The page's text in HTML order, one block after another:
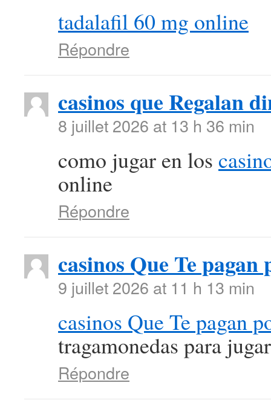
tadalafil 60 mg online
Répondre
casinos que Regalan
8 juillet 2026 at 13 h 36 min
como jugar en los
online
Répondre
casinos Que Te
9 juillet 2026 at 11 h 13 min
casinos Que Te pagan
tragamonedas para
Répondre